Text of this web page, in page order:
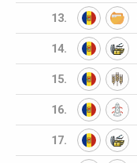
13.
14.
15.
16.
17.